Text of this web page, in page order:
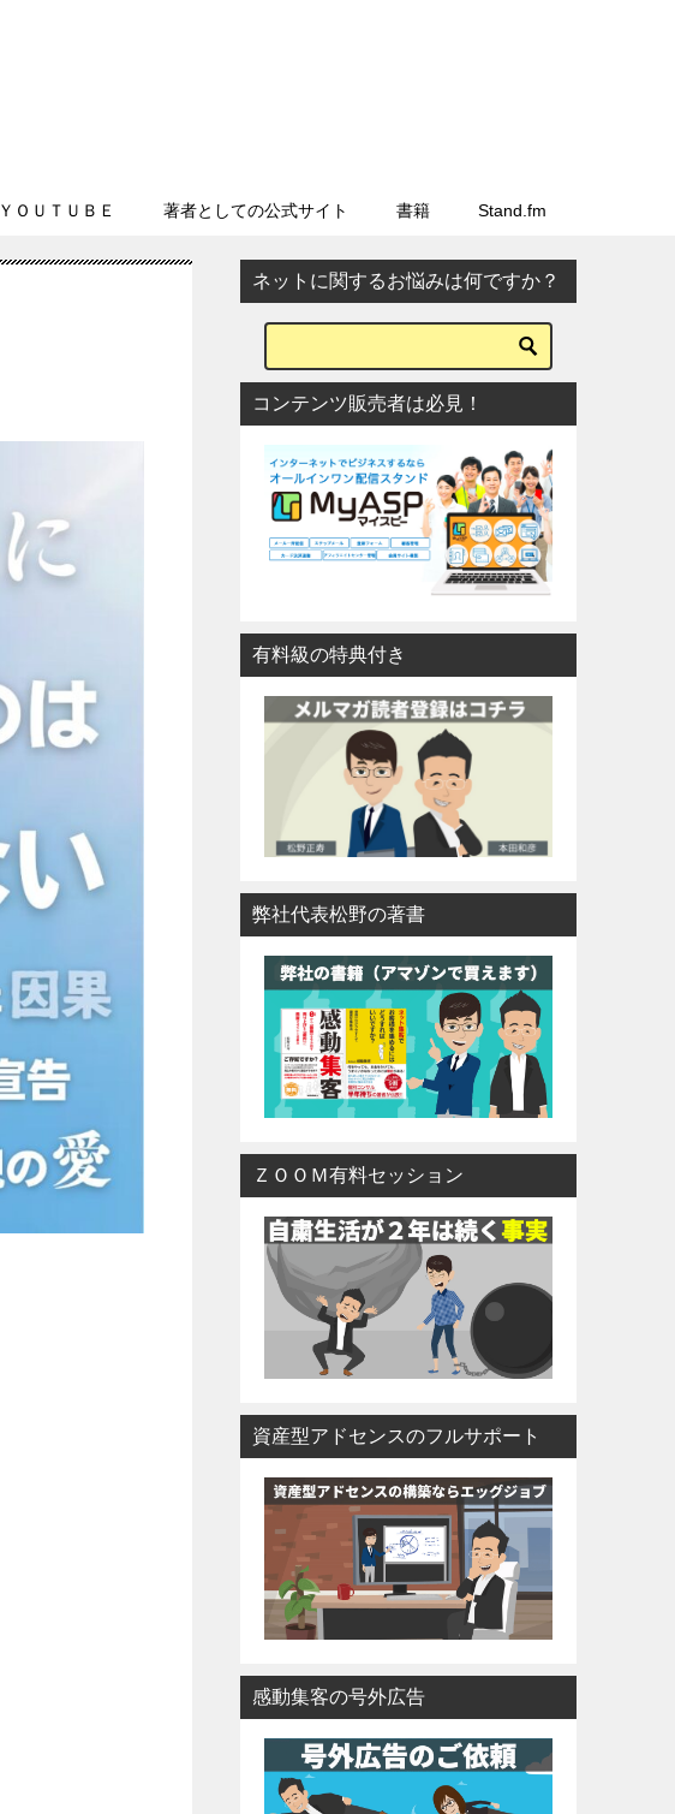
ＹＯＵＴＵＢＥ 著者としての公式サイト 書籍 Stand.fm
ネットに関するお悩みは何ですか？
コンテンツ販売者は必見！
有料級の特典付き
弊社代表松野の著書
ＺＯＯＭ有料セッション
資産型アドセンスのフルサポート
感動集客の号外広告